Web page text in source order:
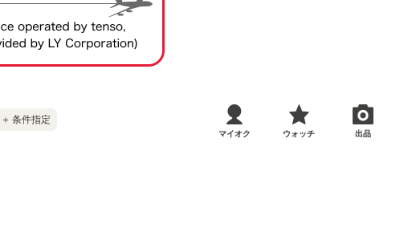
＋ 条件指定
マイオク ウォッチ 出品